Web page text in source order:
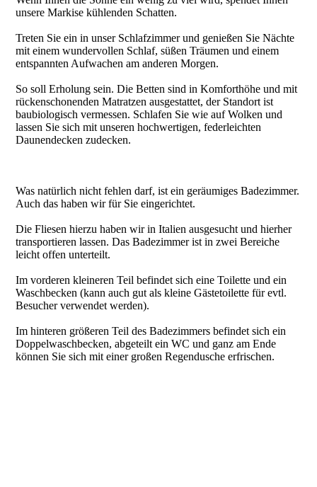
unsere Markise kühlenden Schatten.
Treten Sie ein in unser Schlafzimmer und genießen Sie Nächte
mit einem wundervollen Schlaf, süßen Träumen und einem
entspannten Aufwachen am anderen Morgen.
So soll Erholung sein. Die Betten sind in Komforthöhe und mit
rückenschonenden Matratzen ausgestattet, der Standort ist
baubiologisch vermessen. Schlafen Sie wie auf Wolken und
lassen Sie sich mit unseren hochwertigen, federleichten
Daunendecken zudecken.
Was natürlich nicht fehlen darf, ist ein geräumiges Badezimmer.
Auch das haben wir für Sie eingerichtet.
Die Fliesen hierzu haben wir in Italien ausgesucht und hierher
transportieren lassen. Das Badezimmer ist in zwei Bereiche
leicht offen unterteilt.
Im vorderen kleineren Teil befindet sich eine Toilette und ein
Waschbecken (kann auch gut als kleine Gästetoilette für evtl.
Besucher verwendet werden).
Im hinteren größeren Teil des Badezimmers befindet sich ein
Doppelwaschbecken, abgeteilt ein WC und ganz am Ende
können Sie sich mit einer großen Regendusche erfrischen.